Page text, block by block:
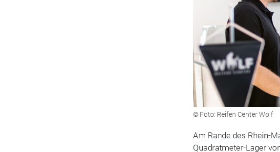
© Foto: Reifen Center Wolf
Am Rande des Rhein-
Quadrat­meter-Lager